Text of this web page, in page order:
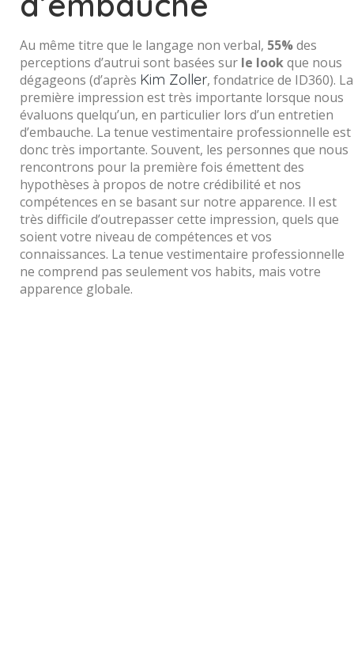
Au même titre que le langage non verbal, 55%des
perceptions d’autrui sont basées sur le lookque nous
dégageons (d’après Kim Zoller, fondatrice de ID360). La
première impression est très importante lorsque nous
évaluons quelqu’un, en particulier lors d’un entretien
d’embauche. La tenue vestimentaire professionnelle est
donc très importante. Souvent, les personnes que nous
rencontrons pour la première fois émettent des
hypothèses à propos de notre crédibilité et nos
compétences en se basant sur notre apparence. Il est
très difficile d’outrepasser cette impression, quels que
soient votre niveau de compétences et vos
connaissances. La tenue vestimentaire professionnelle
ne comprend pas seulement vos habits, mais votre
apparence globale.